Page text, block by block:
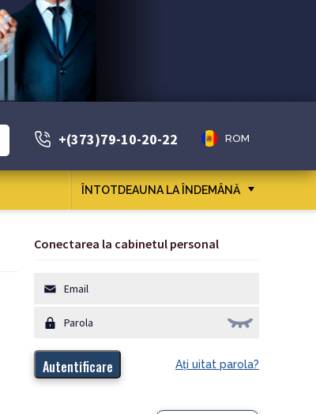
+(373)79-10-20-22 ROM
ÎNTOTDEAUNA LA ÎNDEMÂNĂ
Conectarea la cabinetul personal
Aţi uitat parola?